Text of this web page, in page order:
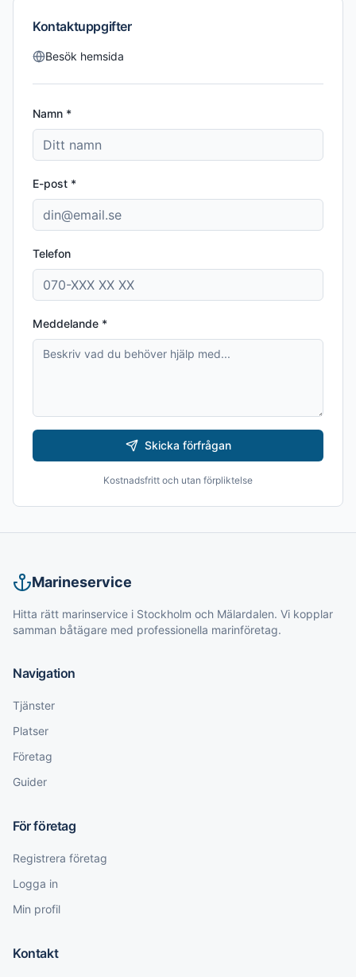
Kontaktuppgifter
Besök hemsida
Namn *
E-post *
Telefon
Meddelande *
Skicka förfrågan
Kostnadsfritt och utan förpliktelse
Marineservice
Hitta rätt marinservice i Stockholm och Mälardalen. Vi kopplar
samman båtägare med professionella marinföretag.
Navigation
Tjänster
Platser
Företag
Guider
För företag
Registrera företag
Logga in
Min profil
Kontakt